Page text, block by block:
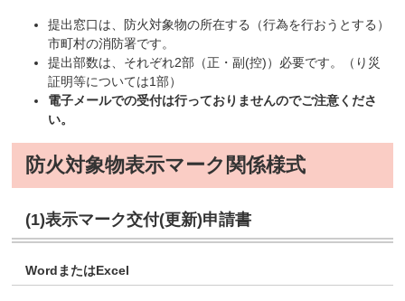
提出窓口は、防火対象物の所在する（行為を行おうとする）
市町村の消防署です。
提出部数は、それぞれ2部（正・副(控)）必要です。（り災
証明等については1部）
電子メールでの受付は行っておりませんのでご注意くださ
い。
防火対象物表示マーク関係様式
(1)表示マーク交付(更新)申請書
WordまたはExcel